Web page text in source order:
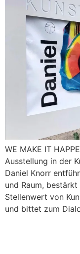
WE MAKE IT
Ausstellung in der
Daniel Knorr
und Raum,
Stellenwert von
und bittet zum